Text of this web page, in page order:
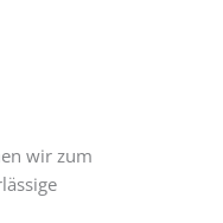
wir zum